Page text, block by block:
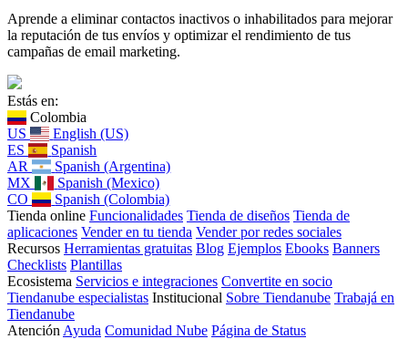
Aprende a eliminar contactos inactivos o inhabilitados para mejorar
la reputación de tus envíos y optimizar el rendimiento de tus
campañas de email marketing.
Estás en:
Colombia
US
English (US)
ES
Spanish
AR
Spanish (Argentina)
MX
Spanish (Mexico)
CO
Spanish (Colombia)
Tienda online Funcionalidades Tienda de diseños Tienda de
aplicaciones Vender en tu tienda Vender por redes sociales
Recursos Herramientas gratuitas Blog Ejemplos Ebooks Banners
Checklists Plantillas
Ecosistema Servicios e integraciones Convertite en socio
Tiendanube especialistas Institucional Sobre Tiendanube Trabajá en
Tiendanube
Atención Ayuda Comunidad Nube Página de Status